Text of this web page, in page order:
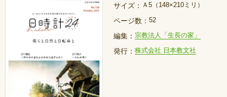
サイズ： Ａ5（148×210ミリ）
ページ数： 52
編集： 宗教法人「生長の家」
発行： 株式会社 日本教文社